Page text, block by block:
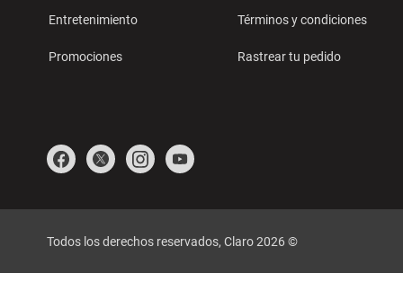
Entretenimiento
Promociones
Términos y condiciones
Rastrear tu pedido
Todos los derechos reservados, Claro 2026 ©